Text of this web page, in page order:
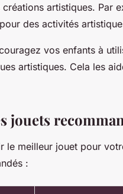
artistiques. Par
des activités
vos enfants à
artistiques. Cela les
jouets
le meilleur jouet pour
: